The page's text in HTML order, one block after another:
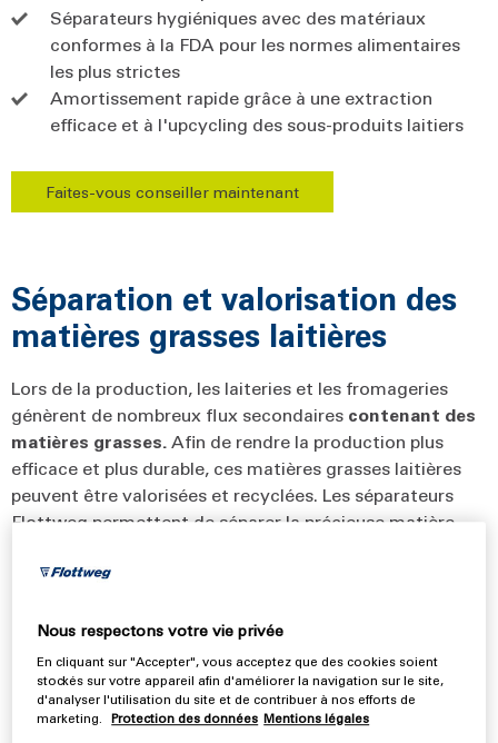
Séparateurs hygiéniques avec des matériaux
conformes à la FDA pour les normes alimentaires
les plus strictes
Amortissement rapide grâce à une extraction
efficace et à l'upcycling des sous-produits laitiers
Faites-vous conseiller maintenant
Séparation et valorisation des
matières grasses laitières
Lors de la production, les laiteries et les fromageries
génèrent de nombreux flux secondaires contenant des
matières grasses.Afin de rendre la production plus
efficace et plus durable, ces matières grasses laitières
peuvent être valorisées et recyclées. Les séparateurs
Flottweg permettent de séparer la précieuse matière
boulangère, en particulier, utilise la matière grasse du lait
beurre. Tout au long du procédé, la technologie Flottweg
garantit un traitement hygiénique et extrêmement
efficace.
La technique de séparation Flottweg contribue
Nous respectons votre vie privée
En cliquant sur "Accepter", vous acceptez que des cookies soient
stockés sur votre appareil afin d'améliorer la navigation sur le site,
d'analyser l'utilisation du site et de contribuer à nos efforts de
marketing.
Protection des données Mentions légales